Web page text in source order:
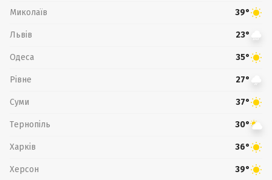
Миколаїв 39°
Львів 23°
Одеса 35°
Рівне 27°
Суми 37°
Тернопіль 30°
Харків 36°
Херсон 39°